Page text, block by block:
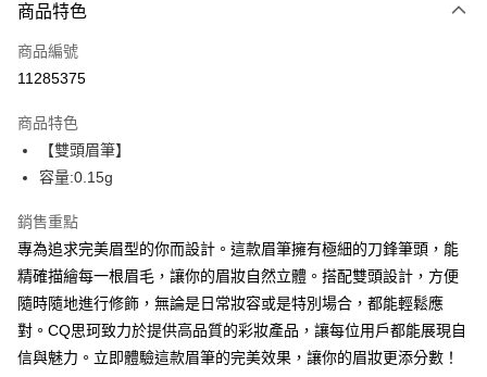
信用卡一次付款
超商取貨付款
Apple Pay
街口支付
悠遊付
ATM付款
全家取貨付款
商品特色
商品編號
11285375
商品特色
【雙頭眉筆】
容量:0.15g
銷售重點
專為追求完美眉型的你而設計。這款眉筆擁有極細的刀鋒筆頭，能
精確描繪每一根眉毛，讓你的眉妝自然立體。搭配雙頭設計，方便
隨時隨地進行修飾，無論是日常妝容或是特別場合，都能輕鬆應
對。CQ思珂致力於提供高品質的彩妝產品，讓每位用戶都能展現自
信與魅力。立即體驗這款眉筆的完美效果，讓你的眉妝更添分數！